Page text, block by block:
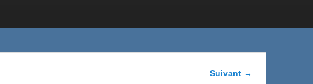
Navigation
Suivant →